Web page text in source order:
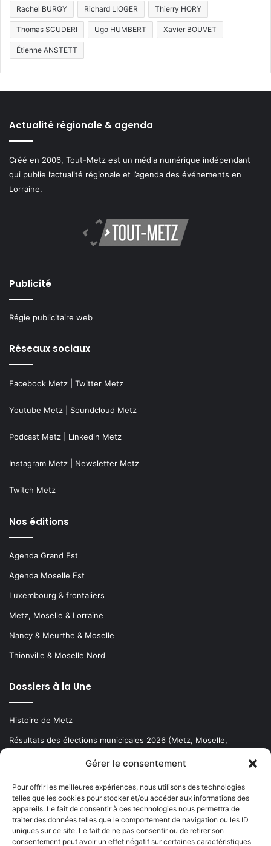
Gérer le consentement
Pour offrir les meilleures expériences, nous utilisons des technologies
telles que les cookies pour stocker et/ou accéder aux informations des
appareils. Le fait de consentir à ces technologies nous permettra de
traiter des données telles que le comportement de navigation ou les ID
uniques sur ce site. Le fait de ne pas consentir ou de retirer son
consentement peut avoir un effet négatif sur certaines caractéristiques
Rachel BURGY Richard LIOGER Thierry HORY
Thomas SCUDERI Ugo HUMBERT Xavier BOUVET
Étienne ANSTETT
Actualité régionale & agenda
Créé en 2006, Tout-Metz est un média numérique indépendant
qui publie l’actualité régionale et l’agenda des événements en
Lorraine.
Publicité
Régie publicitaire web
Réseaux sociaux
Facebook Metz Twitter Metz
Youtube Metz Soundcloud Metz
Podcast Metz Linkedin Metz
Instagram Metz Newsletter Metz
Twitch Metz
Nos éditions
Agenda Grand Est
Agenda Moselle Est
Luxembourg & frontaliers
Metz, Moselle & Lorraine
Nancy & Meurthe & Moselle
Thionville & Moselle Nord
Dossiers à la Une
Histoire de Metz
Résultats des élections municipales 2026 (Metz, Moselle,
Newsletter gratuite